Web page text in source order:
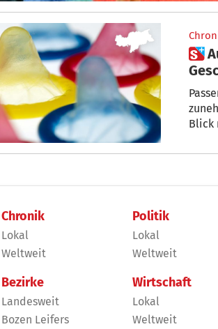
 Auf dem Vormarsch: Syphilis, Tripper und andere
Blick
Chronik
Lokal
Weltweit
Bezirke
Landesweit
Bozen Leifers
Politik
Lokal
Weltweit
Wirtschaft
Lokal
Weltweit